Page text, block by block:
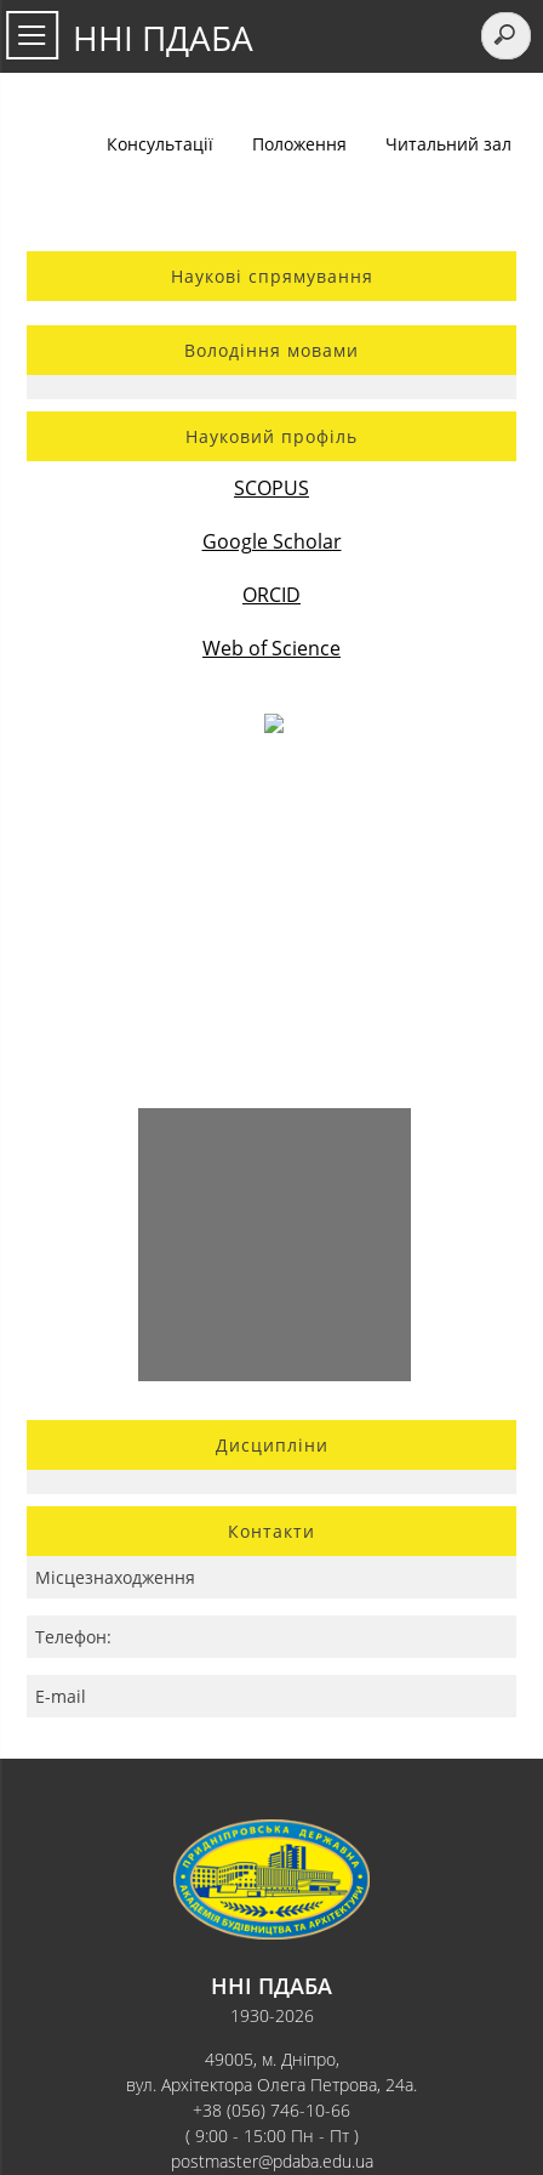
ННІ ПДАБА
Консультації Положення Читальний зал
Наукові спрямування
Володіння мовами
Науковий профіль
SCOPUS
Google Scholar
ORCID
Web of Science
Дисципліни
Контакти
Місцезнаходження
Телефон:
E-mail
ННІ ПДАБА
1930-2026
49005, м. Дніпро,
вул. Архітектора Олега Петрова, 24а.
+38 (056) 746-10-66
( 9:00 - 15:00 Пн - Пт )
postmaster@pdaba.edu.ua